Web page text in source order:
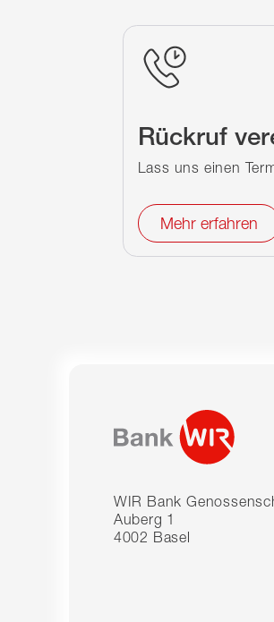
Rückruf
Lass uns einen
Mehr erfahren
WIR Bank
Auberg 1
4002 Basel